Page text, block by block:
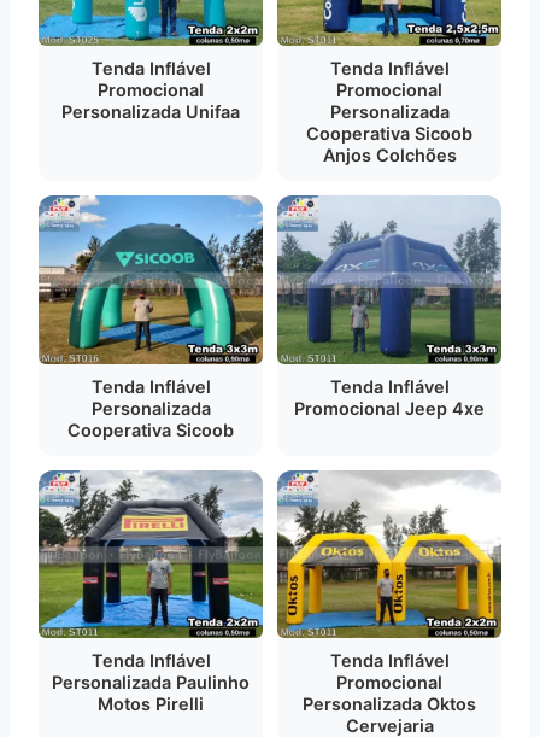
Tenda Inflável
Promocional
Personalizada Unifaa
Tenda Inflável
Promocional
Personalizada
Cooperativa Sicoob
Anjos Colchões
Tenda Inflável
Personalizada
Cooperativa Sicoob
Tenda Inflável
Promocional Jeep 4xe
Tenda Inflável
Personalizada Paulinho
Motos Pirelli
Tenda Inflável
Promocional
Personalizada Oktos
Cervejaria